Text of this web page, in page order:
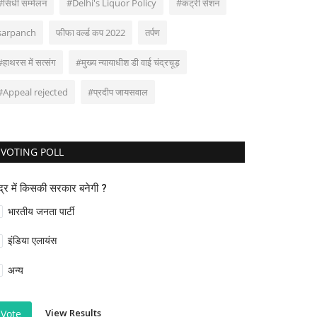
सम्मेलन #Delhi's Liquor Policy #कंट्री सेशन
फीफा वर्ल्ड कप 2022 तर्पण
में सत्संग #मुख्य न्यायाधीश डी वाई चंद्रचूड़
rejected #प्रदीप जायसवाल
VOTING POLL
में किसकी सरकार बनेगी ?
भारतीय जनता पार्टी
इंडिया एलायंस
अन्य
Vote View Results